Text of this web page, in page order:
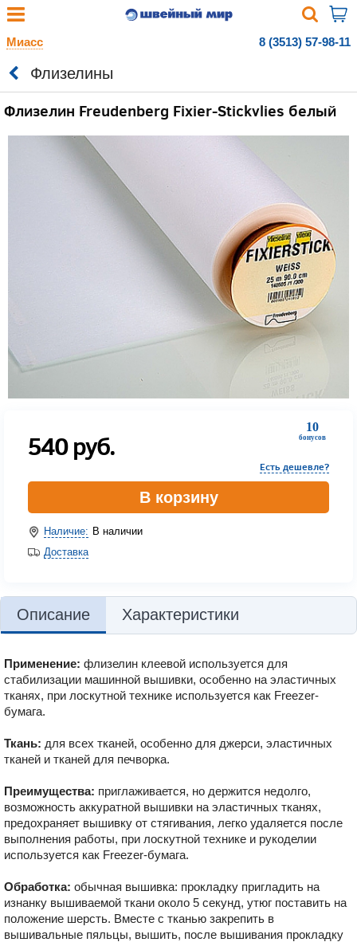
Миасс 8 (3513) 57-98-11
Флизелины
Флизелин Freudenberg Fixier-Stickvlies белый
10
бонусов
540руб.
Есть дешевле?
В корзину
Наличие: В наличии
Доставка
Описание Характеристики
Применение: флизелин клеевой используется для
стабилизации машинной вышивки, особенно на эластичных
тканях, при лоскутной технике используется как Freezer-
бумага.
Ткань: для всех тканей, особенно для джерси, эластичных
тканей и тканей для печворка.
Преимущества: приглаживается, но держится недолго,
возможность аккуратной вышивки на эластичных тканях,
предохраняет вышивку от стягивания, легко удаляется после
выполнения работы, при лоскутной технике и рукоделии
используется как Freezer-бумага.
Обработка: обычная вышивка: прокладку пригладить на
изнанку вышиваемой ткани около 5 секунд, утюг поставить на
положение шерсть. Вместе с тканью закрепить в
вышивальные пяльцы, вышить, после вышивания прокладку